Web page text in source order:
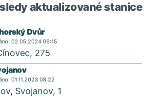
aktualizované stanice
Dvůr
02.05.2024 09:15
275
01.11.2023 08:22
Svojanov, 1